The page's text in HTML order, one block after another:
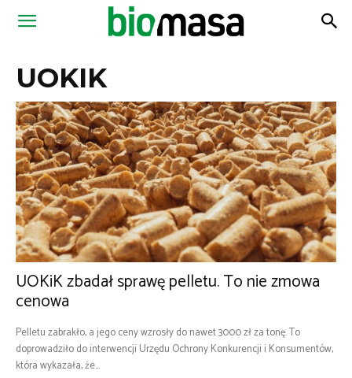
Magazyn
UOKIK
UOKiK zbadał sprawę pelletu. To nie zmowa
cenowa
Pelletu zabrakło, a jego ceny wzrosły do nawet 3000 zł za tonę. To
doprowadziło do interwencji Urzędu Ochrony Konkurencji i Konsumentów,
która wykazała, że...